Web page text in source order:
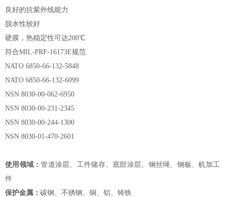
良好的抗紫外线能力
脱水性较好
硬膜，热稳定性可达200℃
符合MIL-PRF-16173E规范
NATO 6850-66-132-5848
NATO 6850-66-132-6099
NSN 8030-00-062-6950
NSN 8030-00-231-2345
NSN 8030-00-244-1300
NSN 8030-01-470-2601
使用领域：管道涂层、工件储存、底部涂层、钢丝绳、钢板、机加工
件
保护金属： 碳钢、不锈钢、铜、铝、铸铁